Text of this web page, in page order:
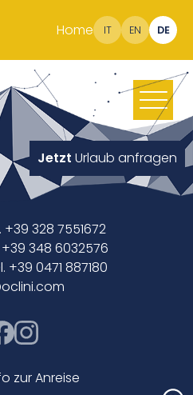
Home IT EN DE
Jetzt Urlaub anfragen
+39 328 7551672
+39 348 6032576
+39 0471 887180
zur Anreise